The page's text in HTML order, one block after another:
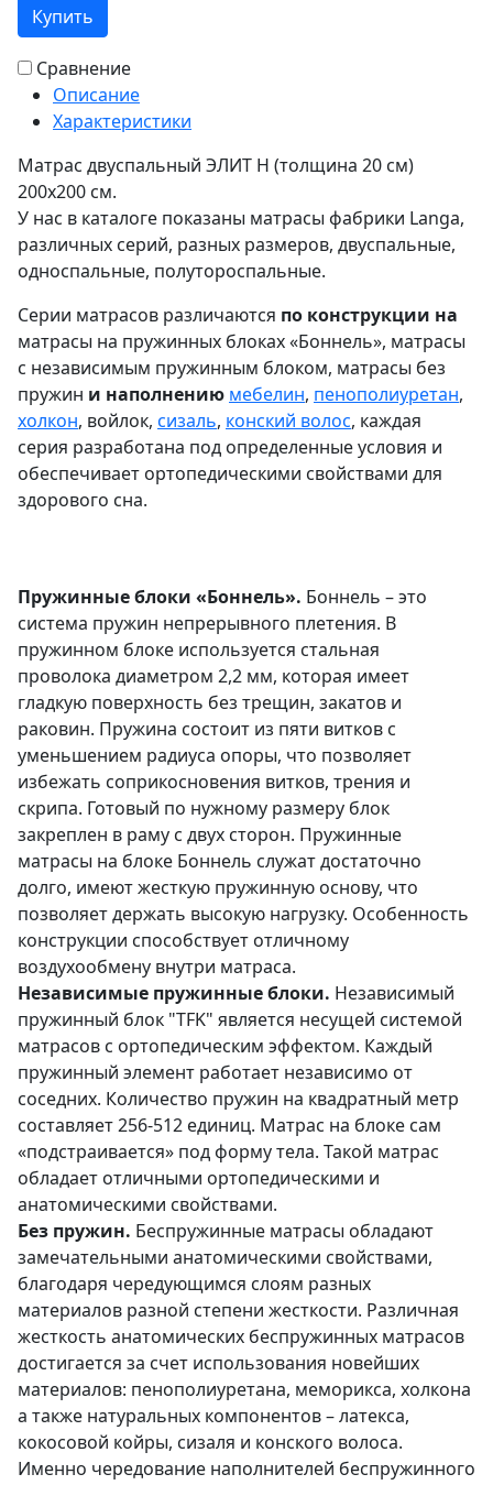
Купить
Сравнение
Описание
Характеристики
Матрас двуспальный ЭЛИТ Н (толщина 20 см)
200х200 см.
У нас в каталоге показаны матрасы фабрики Langa,
различных серий, разных размеров, двуспальные,
односпальные, полутороспальные.
Серии матрасов различаются по конструкции на
матрасы на пружинных блоках «Боннель», матрасы
с независимым пружинным блоком, матрасы без
пружин и наполнению мебелин, пенополиуретан,
холкон, войлок, сизаль, конский волос, каждая
серия разработана под определенные условия и
обеспечивает ортопедическими свойствами для
здорового сна.
Пружинные блоки «Боннель». Боннель – это
система пружин непрерывного плетения. В
пружинном блоке используется стальная
проволока диаметром 2,2 мм, которая имеет
гладкую поверхность без трещин, закатов и
раковин. Пружина состоит из пяти витков с
уменьшением радиуса опоры, что позволяет
избежать соприкосновения витков, трения и
скрипа. Готовый по нужному размеру блок
закреплен в раму с двух сторон. Пружинные
матрасы на блоке Боннель служат достаточно
долго, имеют жесткую пружинную основу, что
позволяет держать высокую нагрузку. Особенность
конструкции способствует отличному
воздухообмену внутри матраса.
Независимые пружинные блоки. Независимый
пружинный блок "TFK" является несущей системой
матрасов с ортопедическим эффектом. Каждый
пружинный элемент работает независимо от
соседних. Количество пружин на квадратный метр
составляет 256-512 единиц. Матрас на блоке сам
«подстраивается» под форму тела. Такой матрас
обладает отличными ортопедическими и
анатомическими свойствами.
Без пружин. Беспружинные матрасы обладают
замечательными анатомическими свойствами,
благодаря чередующимся слоям разных
материалов разной степени жесткости. Различная
жесткость анатомических беспружинных матрасов
достигается за счет использования новейших
материалов: пенополиуретана, меморикса, холкона
а также натуральных компонентов – латекса,
кокосовой койры, сизаля и конского волоса.
Именно чередование наполнителей беспружинного